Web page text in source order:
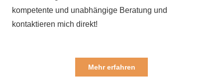
kompetente und unabhängige Beratung und
kontaktieren mich direkt!
Mehr erfahren